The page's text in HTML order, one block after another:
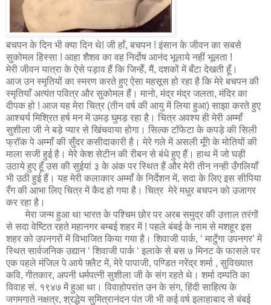
बचपन के दिन भी क्या दिन थे! जी हाँ, बचपन ! इंसान के जीवन का सबसे
सुकोमल हिस्सा ! आहा शैशव का वह निर्दोष आनंद भूलाये नहीं भूलता !
मेरी जीवन यात्रा के ऐसे पड़ाव हैं कि जिन्हेँ, मैं, दशकों में बँटा देखती हूँ।
आज उन स्मृतियों का स्मरण करते हुए ऐसा महसूस हो रहा है कि मेरे बचपन की
स्मृतियाँ अत्यंत पवित्र और सुकोमल हैं। मानो, मंद्र मंद्र जलता, मंदिर का
दीपक हो ! आज यह मेरा चित्र (तीन वर्ष की आयु में लिया हुआ) साझा करते हुए
आश्चर्य मिश्रित हर्ष मन में उमड़ घुमड़ रहा है। चित्र अवश्य ही मेरी अम्माँ
सुशीला जी ने बड़े प्यार से खिंचवाया होगा। सिल्क टॉफेटा के कपड़े की सिली
फ्रॉक पे अम्माँ की सुँदर कसीदाकारी है। मेरे गले में असली मूँगे के मोतियों की
माला सजी हुई है। मेरे केश सेटीन की रीबन से बंधे हुए हैं। हाथ में जो घड़ी
उठाये हुए हूँ उस की सुईयां ३ के अंक पर स्थित हैं और मेरी तीन नन्ही उँगलियाँ
भी उठी हुई हैं। यह मेरी कलाकार अम्माँ के निर्देशन में, सदा के लिए इस सीपिया
रँग की आभा लिए चित्र में कैद हो गया है। चित्र मेरे मधुर बचपन को उजागर
कर रहा है।
मेरा जन्म हुआ था भारत के पश्चिम छोर पर अरब समुद्र की उत्ताल तरंगों
से सदा वेष्टित रहते महानगर बम्बई शहर में ! पहले बंबई के नाम से मशहूर इस
शहर को उपनगरों में विभाजित किया गया है। शिवाजी पार्क, ‘ माटुँगा उपनगर’ में
स्थित सार्वजनिक उद्यान ‘ शिवाजी पार्क ‘ इलाके से बस ७ मिनट के फासले पर
एक पहले मंजिल पे आये फ़्लैट में, मेरे पापाजी, पण्डित नरेंद्र शर्मा , सुविख्यात
कवि, गीतकार, अपनी धर्मपत्नी सुशीला जी के संग रहते थे। शर्मा दम्पति का
विवाह सं. १९४७ में हुआ था। विवाहोपरांत उन के संग, हिंदी साहित्य के
जगमगाते नक्षत्र, श्रद्धेय सुमित्रानंदन पंत जी भी कई वर्ष इलाहाबाद से बंबई